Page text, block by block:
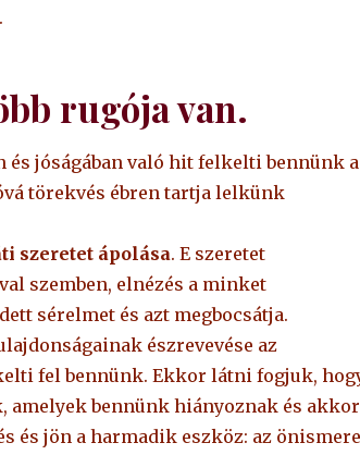
rugója van.
és jóságában való hit felkelti bennünk a
törekvés ébren tartja lelkünk
szeretet ápolása. E szeretet
szemben, elnézés a minket
sérelmet és azt megbocsátja.
észrevevése az
fel bennünk. Ekkor látni fogjuk,
bennünk hiányoznak és akkor
és jön a harmadik eszköz: az